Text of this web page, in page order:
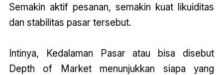
Semakin aktif pesanan, semakin kuat likuiditas
dan stabilitas pasar tersebut.
Intinya, Kedalaman Pasar atau bisa disebut
Depth of Market menunjukkan siapa yang